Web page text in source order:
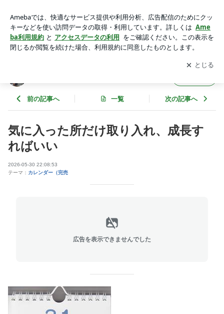
一語一絵のブログ
アプリをダウンロードして ブログの更新通知
を受け取りまし
ょう。
開く
前の記事へ 一覧 次の記事へ
気に入った所だけ取り入れ、成長す
ればいい
2026-05-30 22:08:53
テーマ： カレンダー（完売
広告を表示できませんでした